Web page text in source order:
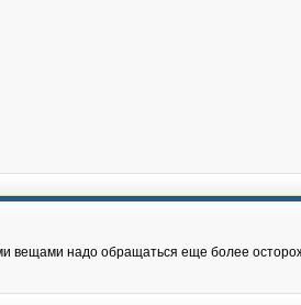
вещами надо обращаться еще более